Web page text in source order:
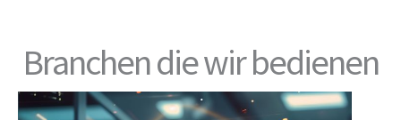
Branchen die wir bedienen